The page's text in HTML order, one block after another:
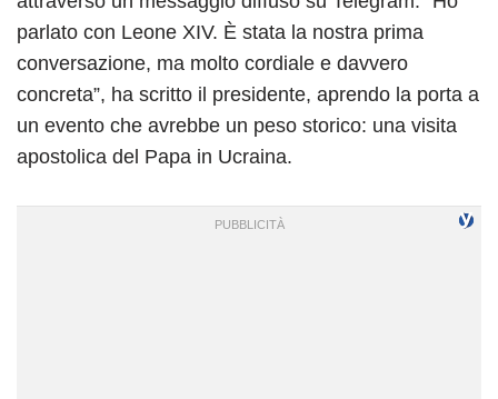
parlato con Leone XIV. È stata la nostra prima
conversazione, ma molto cordiale e davvero
concreta”, ha scritto il presidente, aprendo la porta a
un evento che avrebbe un peso storico: una visita
apostolica del Papa in Ucraina.